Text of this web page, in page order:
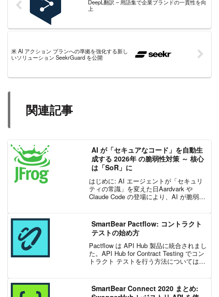
DeepL翻訳 – 用語集で企業ブランドの一貫性を向
上
米 AI アクション プランへの準拠を強化する新し
いソリューション SeekrGuard を公開
関連記事
AI が「セキュアなコード」を自動生
成する 2026年 の脆弱性対策 ～ 核心
は「SoR」に
はじめに: AI エージェントが「セキュリ
ティの常識」を変えた日Aardvark や
Claude Code の登場により、AI が脆弱性
が劇的に加速する 2026 年...
SmartBear Pactflow: コントラクト
テストの始め方
Pactflow は API Hub 製品に統合されまし
た。API Hub for Contract Testing でコン
トラクト テストを行う方法については、
ミ...
SmartBear Connect 2020 まとめ: